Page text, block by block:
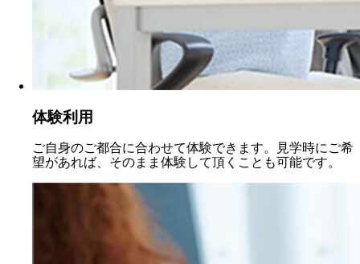
体験利用
ご自身のご都合に合わせて体験できます。見学時にご希
望があれば、そのまま体験して頂くことも可能です。